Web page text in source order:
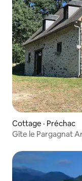
Cottage · Préchac
Gîte le Pargagnat